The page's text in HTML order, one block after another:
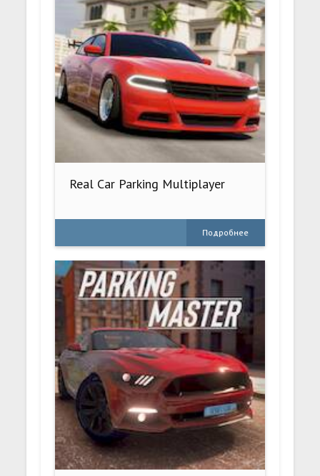
Real Car Parking Multiplayer
Подробнее